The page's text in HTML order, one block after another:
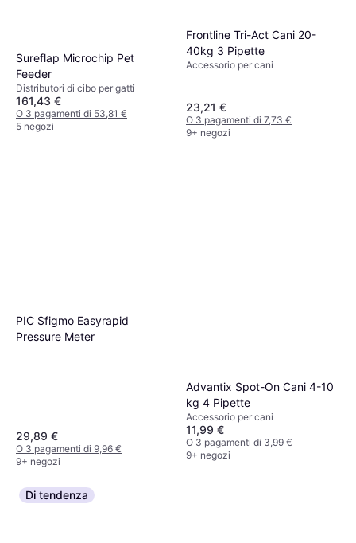
Sureflap Microchip Pet
Feeder
Distributori di cibo per gatti
161,43 €
O 3 pagamenti di 53,81 €
5 negozi
Frontline Tri-Act Cani 20-
40kg 3 Pipette
Accessorio per cani
23,21 €
O 3 pagamenti di 7,73 €
9+ negozi
PIC Sfigmo Easyrapid
Pressure Meter
29,89 €
O 3 pagamenti di 9,96 €
9+ negozi
Advantix Spot-On Cani 4-10
kg 4 Pipette
Accessorio per cani
11,99 €
O 3 pagamenti di 3,99 €
9+ negozi
Di tendenza